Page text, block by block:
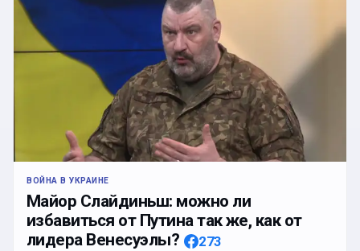
ВОЙНА В УКРАИНЕ
Майор Слайдиньш: можно ли
избавиться от Путина так же, как от
лидера Венесуэлы?
273